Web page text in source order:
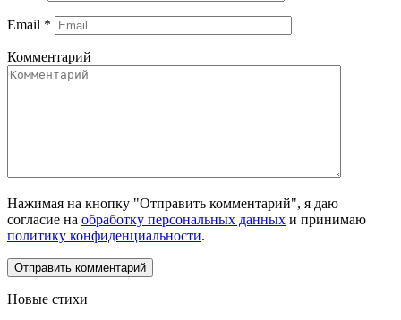
Email *
Комментарий
Нажимая на кнопку "Отправить комментарий", я даю
согласие на обработку персональных данных и принимаю
политику конфиденциальности.
Новые стихи